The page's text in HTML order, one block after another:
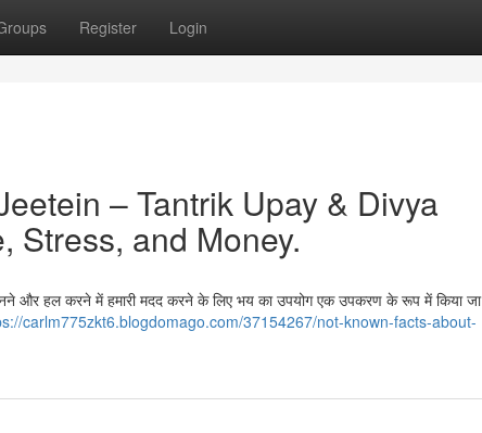
Register Login
– Tantrik Upay & Divya
Stress, and Money.
और हल करने में हमारी मदद करने के लिए भय का उपयोग एक उपकरण के रूप में किया जा
carlm775zkt6.blogdomago.com/37154267/not-known-facts-about-